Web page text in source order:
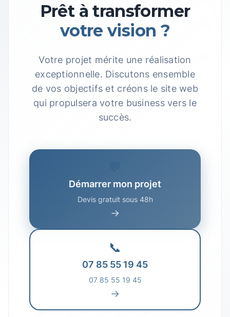
Prêt à transformer
votre vision ?
Votre projet mérite une réalisation
exceptionnelle. Discutons ensemble
de vos objectifs et créons le site web
qui propulsera votre business vers le
succès.
Démarrer mon projet
Devis gratuit sous 48h
→
📞
07 85 55 19 45
07 85 55 19 45
→